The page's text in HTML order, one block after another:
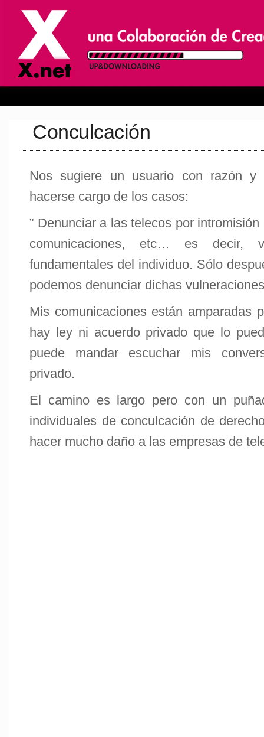
Conculcación
Nos sugiere un usuario con razón y
hacerse cargo de los casos:
” Denunciar a las telecos por
comunicaciones, etc… es decir,
fundamentales del individuo. Sólo
podemos denunciar dichas
Mis comunicaciones están amparadas
hay ley ni acuerdo privado que lo
puede mandar escuchar mis
privado.
El camino es largo pero con un
individuales de conculcación de
hacer mucho daño a las empresas de